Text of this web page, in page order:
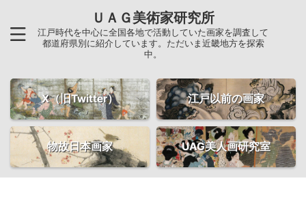
ＵＡＧ美術家研究所
江戸時代を中心に全国各地で活動していた画家を調査して
都道府県別に紹介しています。ただいま近畿地方を探索
中。
X（旧Twitter） 江戸以前の画家
物故日本画家 UAG美人画研究室